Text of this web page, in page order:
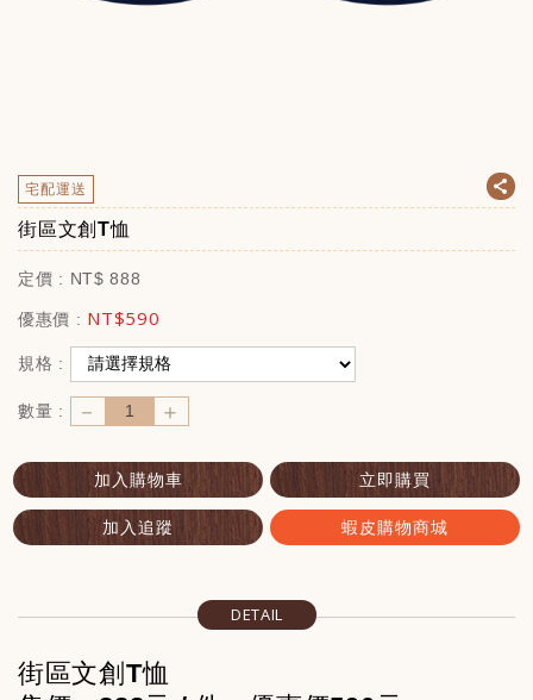
宅配運送
街區文創T恤
定價 : NT$ 888
優惠價 : NT$590
規格 :
數量 : － ＋
加入購物車 立即購買
加入追蹤 蝦皮購物商城
DETAIL
街區文創T恤